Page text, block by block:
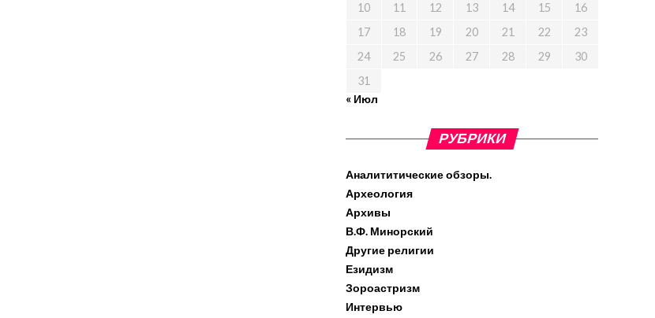
10
11 12 13 14 15
16
17
18 19 20 21 22
23
24
25 26 27 28 29
30
31
« Июл
РУБРИКИ
Аналититические обзоры.
Археология
Архивы
В.Ф. Минорский
Другие религии
Езидизм
Зороастризм
Интервью